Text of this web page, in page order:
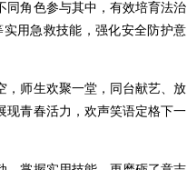
同角色参与其中，有效培育法治
用急救技能，强化安全防护意
，师生欢聚一堂，同台献艺、放
现青春活力，欢声笑语定格下一